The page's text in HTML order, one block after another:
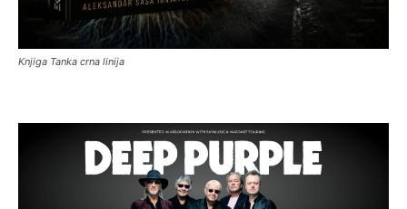
Knjiga Tanka crna linija